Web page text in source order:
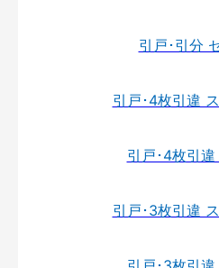
引戸･引分
引戸･4枚引違
引戸･4枚引違
引戸･3枚引違